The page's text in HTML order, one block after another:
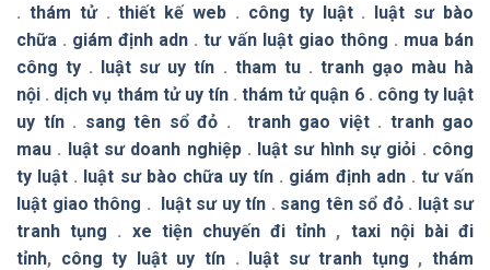
. thám tử.thiết kế web . công ty luật. luật sư bào
chữa . giám định adn .tư vấn luật giao thông . mua bán
công ty . luật sư uy tín . tham tu. tranh gạo màu hà
nội . dịch vụ thám tử uy tín.thám tử quận 6. công ty luật
uy tín. sang tên sổ đỏ . tranh gao việt. tranh gao
mau . luật sư doanh nghiệp. luật sư hình sự giỏi . công
ty luật . luật sư bào chữa uy tín . giám định adn. tư vấn
luật giao thông . luật sư uy tín . sang tên sổ đỏ. luật sư
tranh tụng . xe tiện chuyến đi tỉnh , taxi nội bài đi
tỉnh, công ty luật uy tín. luật sư tranh tụng ,thám